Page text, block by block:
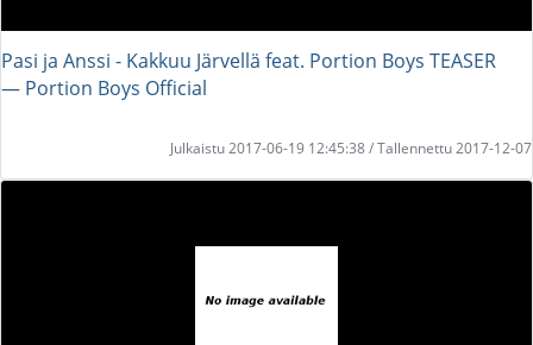
Pasi ja Anssi - Kakkuu Järvellä feat. Portion Boys TEASER
― Portion Boys Official
Julkaistu 2017-06-19 12:45:38 / Tallennettu 2017-12-07